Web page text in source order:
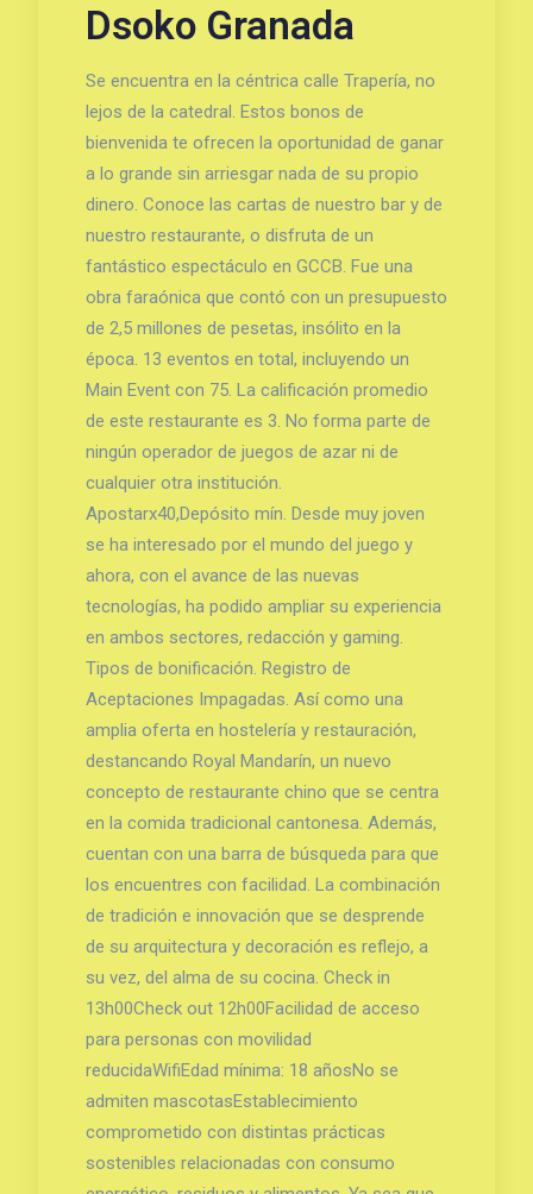
Dsoko Granada
Se encuentra en la céntrica calle Trapería, no
lejos de la catedral. Estos bonos de
bienvenida te ofrecen la oportunidad de ganar
a lo grande sin arriesgar nada de su propio
dinero. Conoce las cartas de nuestro bar y de
nuestro restaurante, o disfruta de un
fantástico espectáculo en GCCB. Fue una
obra faraónica que contó con un presupuesto
de 2,5 millones de pesetas, insólito en la
época. 13 eventos en total, incluyendo un
Main Event con 75. La calificación promedio
de este restaurante es 3. No forma parte de
ningún operador de juegos de azar ni de
cualquier otra institución.
Apostarx40,Depósito mín. Desde muy joven
se ha interesado por el mundo del juego y
ahora, con el avance de las nuevas
tecnologías, ha podido ampliar su experiencia
en ambos sectores, redacción y gaming.
Tipos de bonificación. Registro de
Aceptaciones Impagadas. Así como una
amplia oferta en hostelería y restauración,
destancando Royal Mandarín, un nuevo
concepto de restaurante chino que se centra
en la comida tradicional cantonesa. Además,
cuentan con una barra de búsqueda para que
los encuentres con facilidad. La combinación
de tradición e innovación que se desprende
de su arquitectura y decoración es reflejo, a
su vez, del alma de su cocina. Check in
13h00Check out 12h00Facilidad de acceso
para personas con movilidad
reducidaWifiEdad mínima: 18 añosNo se
admiten mascotasEstablecimiento
comprometido con distintas prácticas
sostenibles relacionadas con consumo